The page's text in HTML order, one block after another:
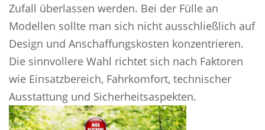
Zufall überlassen werden. Bei der Fülle an
Modellen sollte man sich nicht ausschließlich auf
Design und Anschaffungskosten konzentrieren.
Die sinnvollere Wahl richtet sich nach Faktoren
wie Einsatzbereich, Fahrkomfort, technischer
Ausstattung und Sicherheitsaspekten.